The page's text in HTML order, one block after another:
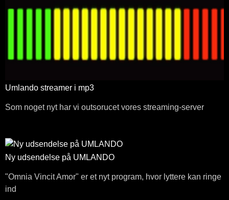
Umlando streamer i mp3
Som noget nyt har vi outsorucet vores streaming-server
Ny udsendelse på UMLANDO
"Omnia Vincit Amor" er et nyt program, hvor lyttere kan ringe
ind